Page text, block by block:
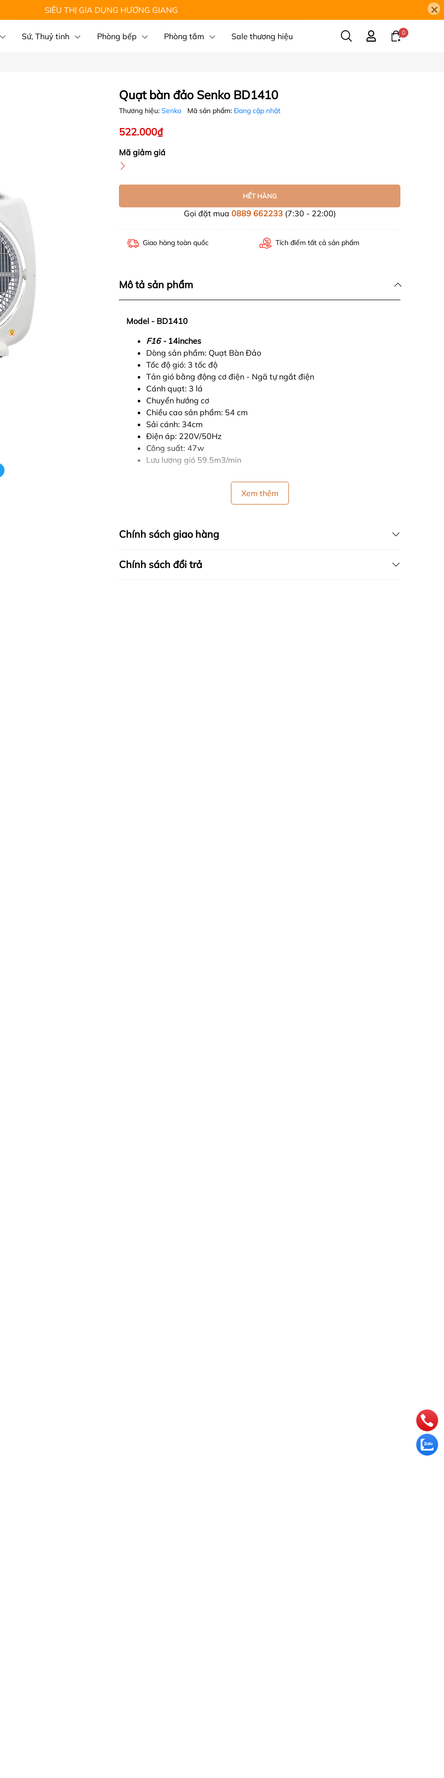
SIÊU THỊ GIA DỤNG HƯƠNG GIANG ×
Sứ, Thuỷ tinh Phòng bếp Phòng tắm Sale thương hiệu 0
Quạt bàn đảo Senko BD1410
Thương hiệu: Senko Mã sản phẩm: Đang cập nhật
522.000₫
Mã giảm giá
HẾT HÀNG
Gọi đặt mua 0889 662233(7:30 - 22:00)
Giao hàng toàn quốc Tích điểm tất cả sản phẩm
Mô tả sản phẩm
Model - BD1410
F16 - 14inches
Dòng sản phẩm: Quạt Bàn Đảo
Tốc độ gió: 3 tốc độ
Tản gió bằng động cơ điện - Ngã tự ngắt điện
Cánh quạt: 3 lá
Chuyển hướng cơ
Chiều cao sản phẩm: 54 cm
Sải cánh: 34cm
Điện áp: 220V/50Hz
Công suất: 47w
Lưu lượng gió 59.5m3/min
Xem thêm
Chính sách giao hàng
Chính sách đổi trả